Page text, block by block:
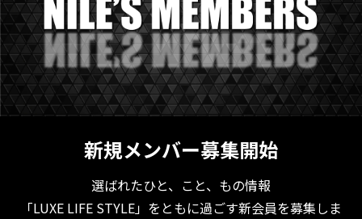
新規メンバー募集開始
選ばれたひと、こと、もの情報
「LUXE LIFE STYLE」をともに過ごす新会員を募集しま